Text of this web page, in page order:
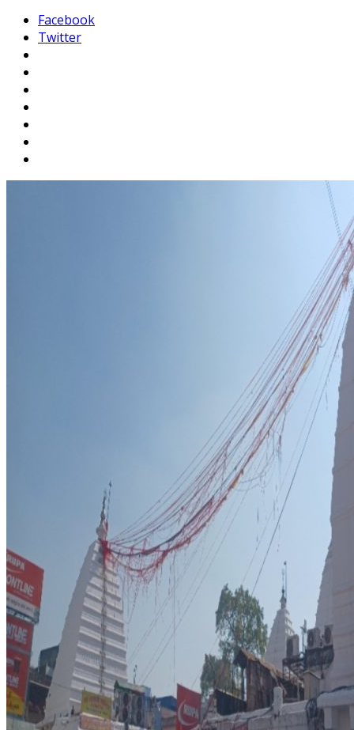
Facebook
Twitter